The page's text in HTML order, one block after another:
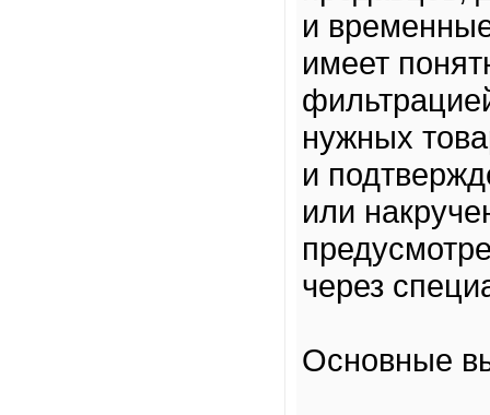
и
имеет
нужных
и
или
через
Основные